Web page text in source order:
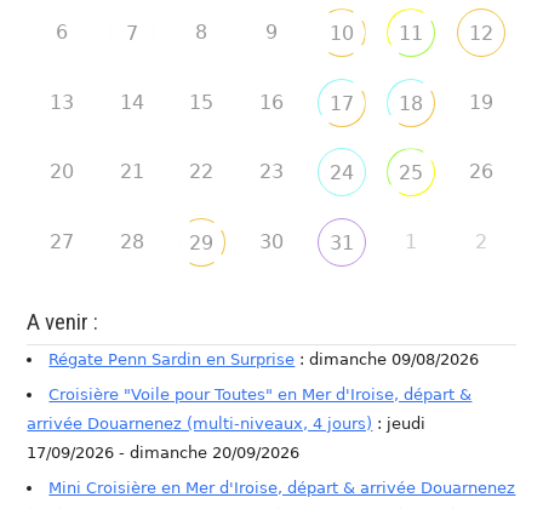
6 7 8 9 10 11 12
13 14 15 16 17 18 19
20 21 22 23 24 25 26
27 28 29 30 31 1 2
A venir :
Régate Penn Sardin en Surprise : dimanche 09/08/2026
Croisière "Voile pour Toutes" en Mer d'Iroise, départ &
arrivée Douarnenez (multi-niveaux, 4 jours) : jeudi
17/09/2026 - dimanche 20/09/2026
Mini Croisière en Mer d'Iroise, départ & arrivée Douarnenez